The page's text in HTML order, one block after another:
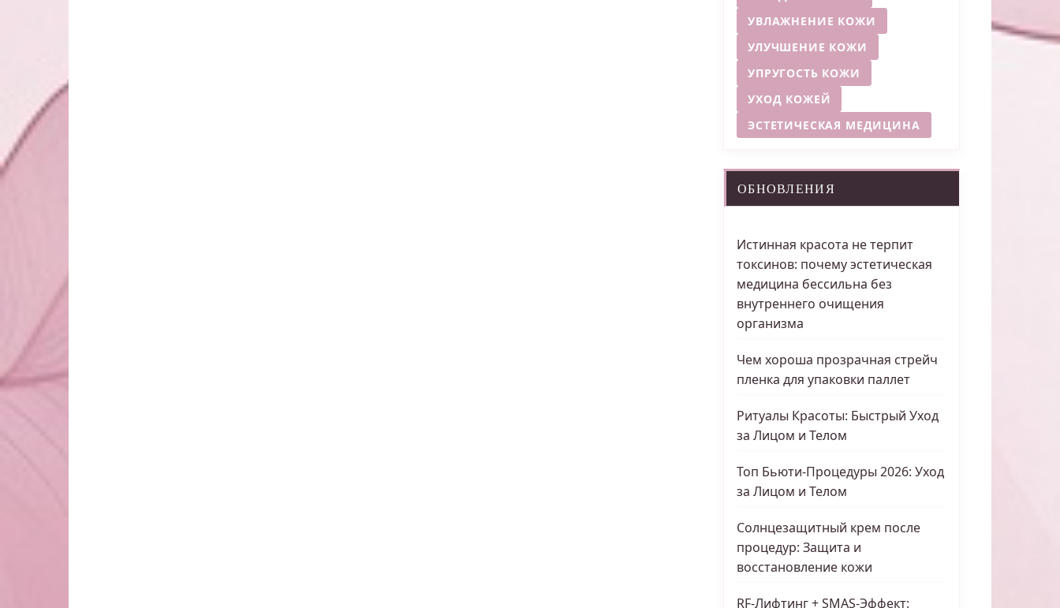
УВЛАЖНЕНИЕ КОЖИ
УЛУЧШЕНИЕ КОЖИ
УПРУГОСТЬ КОЖИ
УХОД КОЖЕЙ
ЭСТЕТИЧЕСКАЯ МЕДИЦИНА
ОБНОВЛЕНИЯ
Истинная красота не терпит
токсинов: почему эстетическая
медицина бессильна без
внутреннего очищения
организма
Чем хороша прозрачная стрейч
пленка для упаковки паллет
Ритуалы Красоты: Быстрый Уход
за Лицом и Телом
Топ Бьюти-Процедуры 2026: Уход
за Лицом и Телом
Солнцезащитный крем после
процедур: Защита и
восстановление кожи
RF-Лифтинг + SMAS-Эффект: